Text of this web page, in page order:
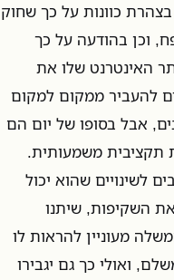
כוונות על כך שחוק
וכן בהודעה על כך
האינטרנט שלו את
להעביר ממקום למקום
אבל בסופו של יום הם
תקציבית משמעותית.
לשינויים שהוא יכול
השקיפות, שיתנו
מעוניין להראות לו
ואולי כך גם יגבירו